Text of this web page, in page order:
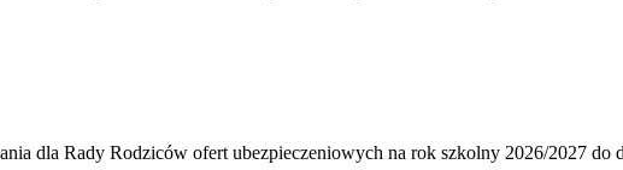
dla Rady Rodziców ofert ubezpieczeniowych na rok szkolny 2026/2027